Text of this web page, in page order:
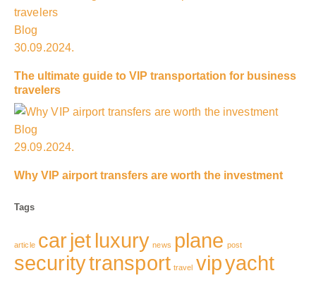
Blog
30.09.2024.
The ultimate guide to VIP transportation for business
travelers
Blog
29.09.2024.
Why VIP airport transfers are worth the investment
Tags
article carjet luxury news plane post
securitytransport travel vipyacht